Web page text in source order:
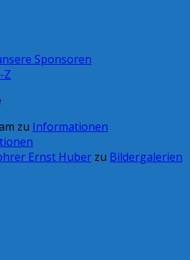
Sponsoren
Z
zu Informationen
Ernst Huber zu Bildergalerien